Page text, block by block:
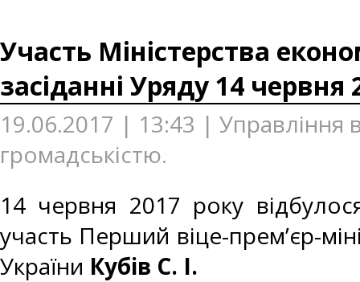
Участь Міністерства
засіданні Уряду 14 червня
19.06.2017 | 13:43 | Управління
громадськістю.
14 червня 2017 року
участь Перший віце-прем’єр-
України Кубів С. І.